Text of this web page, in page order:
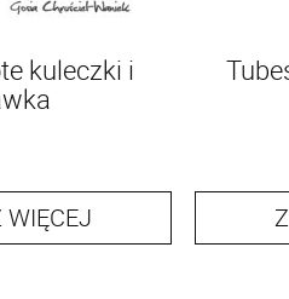
kuleczki i